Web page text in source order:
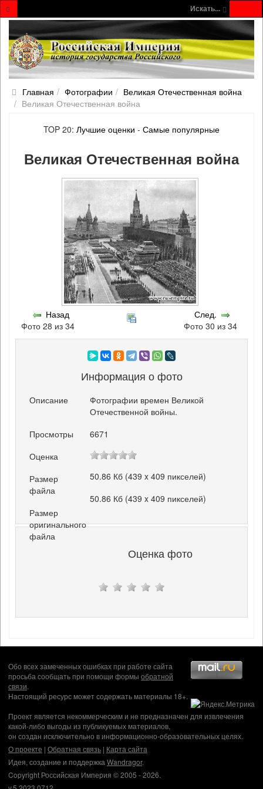
Искать...
Главная Фотографии
Великая Отечественная война
Великая Отечественная война
TOP 20: Лучшие оценки - Самые популярные
Великая Отечественная война
Назад
Фото 28 из 34
След.
Фото 30 из 34
Информация о фото
Описание
Фотографии времен Великой
Отечественной войны.
Просмотры
6671
Оценка
Размер
файла
50.86 Кб (439 x 409 пикселей)
Размер
оригинального
файла
50.86 Кб (439 x 409 пикселей)
Оценка фото
Обо всех замеченных ошибках при работе сайта
просьба сообщать при помощи формы обратной
связи.
Настоящий ресурс может содержать материалы 18+.
Проект является некоммерческим и не предназначен для извлечения
какой-либо выгоды из публикуемых материалов,
он создан исключительно в информационно-образовательных целях.
О проекте | Обратная связь | Карта сайта
Идея, создание и поддержка Wandragor.
Copyright Российская Империя © 2005 - 2026.